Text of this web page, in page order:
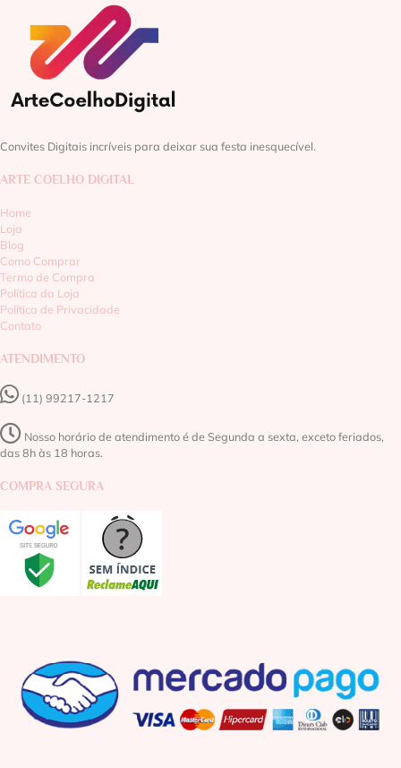
Convites Digitais incríveis para deixar sua festa inesquecível.
ARTE COELHO DIGITAL
Home
Loja
Blog
Como Comprar
Termo de Compra
Política da Loja
Política de Privacidade
Contato
ATENDIMENTO
(11) 99217-1217‬
Nosso horário de atendimento é de Segunda a sexta, exceto feriados,
das 8h às 18 horas.
COMPRA SEGURA